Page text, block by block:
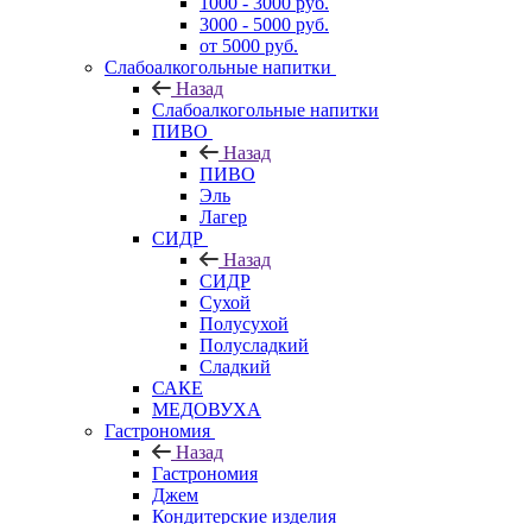
3000 - 5000 руб.
от 5000 руб.
Слабоалкогольные напитки
Назад
Слабоалкогольные напитки
ПИВО
Назад
ПИВО
Эль
Лагер
СИДР
Назад
СИДР
Сухой
Полусухой
Полусладкий
Сладкий
САКЕ
МЕДОВУХА
Гастрономия
Назад
Гастрономия
Джем
Кондитерские изделия